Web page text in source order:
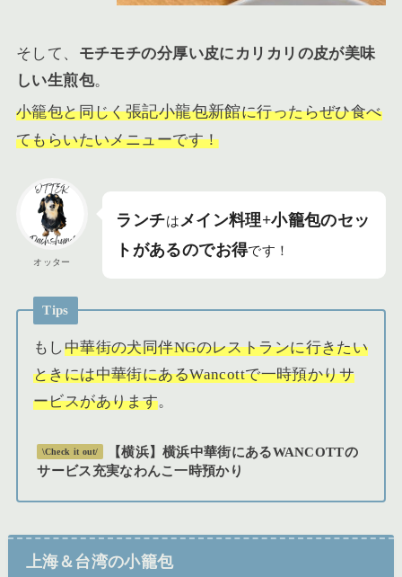
そして、 モチモチの分厚い皮にカリカリの皮が美味
しい生煎包。
小籠包と同じく張記小龍包新館に行ったらぜひ食べ
てもらいたいメニューです！
オッター
ランチは メイン料理+小籠包のセッ
トがあるのでお得です！
Tips
もし中華街の犬同伴NGのレストランに行きたい
ときには中華街にあるWancottで一時預かりサ
ービスがあります。
\Check it out/
【横浜】横浜中華街にあるWANCOTTの
サービス充実なわんこ一時預かり
上海＆台湾の小籠包